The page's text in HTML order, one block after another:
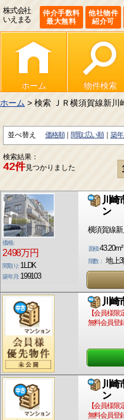
株式会社
いえまる
仲介手数料
最大無料
他社物件
紹介可
ホーム 物件検索
ホーム > 検索 ＪＲ横須賀線新川
並べ替え 価格順 間取:広い順 築
検索結果：
42件見つかりました
価格:
2498万円
間取り: 1LDK
築年月: 199103
川崎
ン
横須賀線
面積:43.20m²
階数： 地上
川崎
【会員様限
無料会員登
川崎
ン
【会員様限
無料会員登